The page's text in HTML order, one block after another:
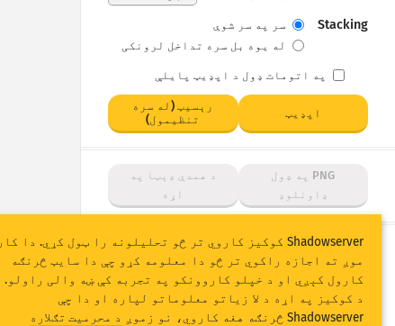
Stacking
سر په سر شوې
له یوه بل سره تداخل لرونکی
په اتومات ډول د اپډیټ پایلې
اپډیټ
رېسیټ (له سره
تنظیمول)
PNG په ډول
ډاونلوډ
د همدې ډېټا په
اړه
د IoT د دستګاه د ګوتې د نښان اخیستل او د
honeypot د برید احصائیې د اروپايي ټولنې د
اروپا د نښلوونکي مرکز (Connecting Europe
Shadowserver کوکیز کاروي تر څو تحلیلونه را ټول کړي. دا کار
موږ ته اجازه راکوي تر څو دا معلومه کړو چې دا سایټ څرنګه
کارول کېږي او د خپلو کاروونکو په تجربه کې ښه والی راولو.
د کوکیز په اړه د لا زیاتو معلوماتو لپاره او دا چې
Shadowserver څرنګه هغه کاروي، نو زموږ
د محرمیت تګلاره